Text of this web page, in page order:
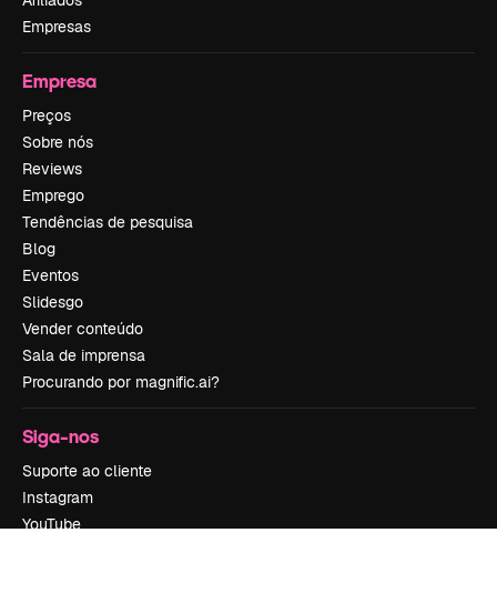
Empresas
Empresa
Preços
Sobre nós
Reviews
Emprego
Tendências de pesquisa
Blog
Eventos
Slidesgo
Vender conteúdo
Sala de imprensa
Procurando por magnific.ai?
Siga-nos
Suporte ao cliente
Instagram
YouTube